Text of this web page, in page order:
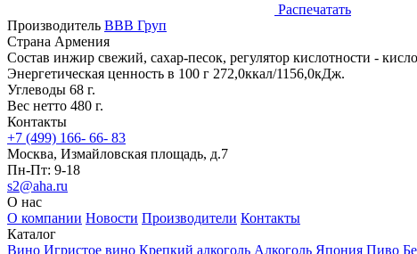
Распечатать
Производитель ВВВ Груп
Страна Армения
Состав инжир свежий, сахар-песок, регулятор кислотности -
Энергетическая ценность в 100 г 272,0ккал/1156,0кДж.
Углеводы 68 г.
Вес нетто 480 г.
Контакты
+7 (499) 166- 66- 83
Москва, Измайловская площадь, д.7
Пн-Пт: 9-18
s2@aha.ru
О нас
О компании Новости Производители Контакты
Каталог
Вино Игристое вино Крепкий алкоголь Алкоголь Япония Пиво